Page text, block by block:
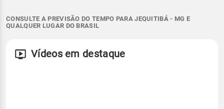
CONSULTE A PREVISÃO DO TEMPO PARA JEQUITIBÁ - MG E
QUALQUER LUGAR DO BRASIL
Vídeos em destaque